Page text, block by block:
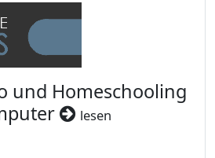
und Homeschooling
lesen